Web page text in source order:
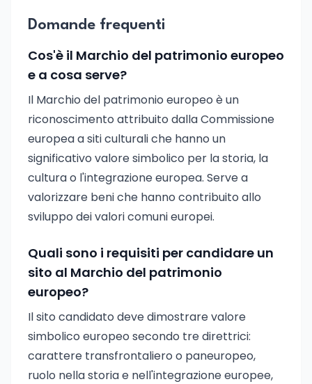
Domande frequenti
Cos'è il Marchio del patrimonio europeo
e a cosa serve?
Il Marchio del patrimonio europeo è un
riconoscimento attribuito dalla Commissione
europea a siti culturali che hanno un
significativo valore simbolico per la storia, la
cultura o l'integrazione europea. Serve a
valorizzare beni che hanno contribuito allo
sviluppo dei valori comuni europei.
Quali sono i requisiti per candidare un
sito al Marchio del patrimonio
europeo?
Il sito candidato deve dimostrare valore
simbolico europeo secondo tre direttrici:
carattere transfrontaliero o paneuropeo,
ruolo nella storia e nell'integrazione europee,